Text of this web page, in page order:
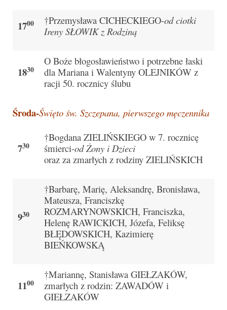
Sakrament bierzmowania
Sakrament małżeństwa
Sakrament namaszczenia chorych
Galeria
Wielki Czwartek 02.04.2026
Wielki Piątek 03.04.2026
Wielka Sobota 04.04.2026
Galerie 2025
Pożegnanie Ks. Mateusza 29.06.2025
1700 †Przemysława CICHECKIEGO-od ciotki
Ireny SŁOWIK z Rodziną
1830
O Boże błogosławieństwo i potrzebne łaski
dla Mariana i Walentyny OLEJNIKÓW z
racji 50. rocznicy ślubu
Środa-Święto św. Szczepana, pierwszego męczennika
730
†Bogdana ZIELIŃSKIEGO w 7. rocznicę
śmierci-od Żony i Dzieci
oraz za zmarłych z rodziny ZIELIŃSKICH
930
†Barbarę, Marię, Aleksandrę, Bronisława,
Mateusza, Franciszkę
ROZMARYNOWSKICH, Franciszka,
Helenę RAWICKICH, Józefa, Feliksę
BŁĘDOWSKICH, Kazimierę
BIEŃKOWSKĄ
1100
†Mariannę, Stanisława GIEŁZAKÓW,
zmarłych z rodzin: ZAWADÓW i
GIEŁZAKÓW